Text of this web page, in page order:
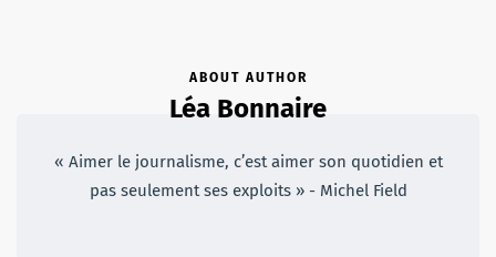
ABOUT AUTHOR
Léa Bonnaire
« Aimer le journalisme, c’est aimer son quotidien et
pas seulement ses exploits » - Michel Field